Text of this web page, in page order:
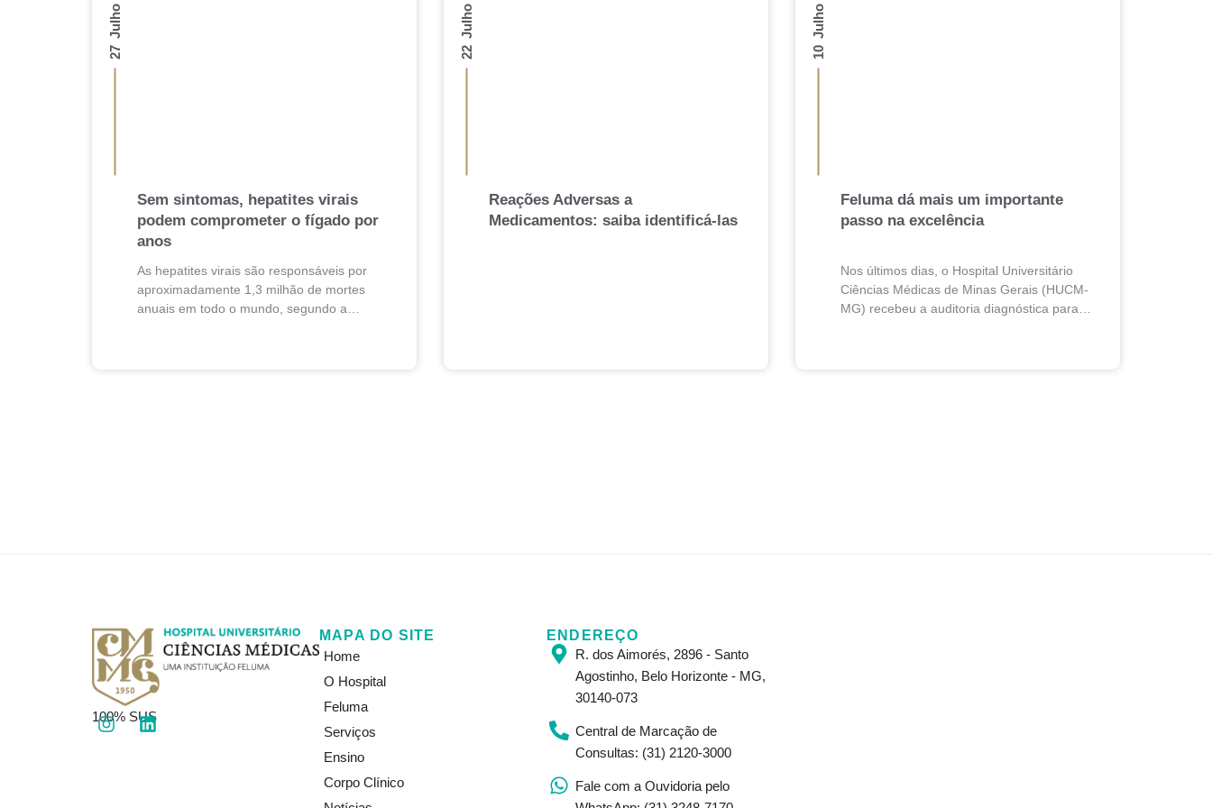
Sem sintomas, hepatites virais
podem comprometer o fígado por
anos
As hepatites virais são responsáveis por
aproximadamente 1,3 milhão de mortes
anuais em todo o mundo, segundo a
Reações Adversas a
Medicamentos: saiba identificá-las
Feluma dá mais um importante
passo na excelência
Nos últimos dias, o Hospital Universitário
Ciências Médicas de Minas Gerais (HUCM-
MG) recebeu a auditoria diagnóstica para a
100% SUS
I
n
L
i
MAPA DO SITE
Home
O Hospital
Feluma
Serviços
Ensino
Corpo Clínico
ENDEREÇO
R. dos Aimorés, 2896 - Santo
Agostinho, Belo Horizonte - MG,
30140-073
Central de Marcação de
Consultas: (31) 2120-3000
Fale com a Ouvidoria pelo